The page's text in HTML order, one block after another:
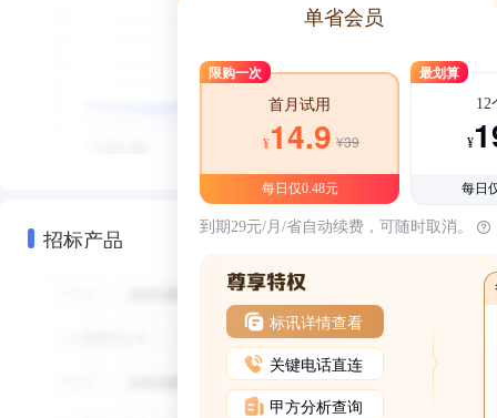
招标产品
单省会员
限购一次
首月试用
¥14.9 ¥39
每日仅0.48元
最划算
12
¥
每日
到期29元/月/省自动续费，可随时取消。
标讯详情查看
关键电话直连
甲方分析查询